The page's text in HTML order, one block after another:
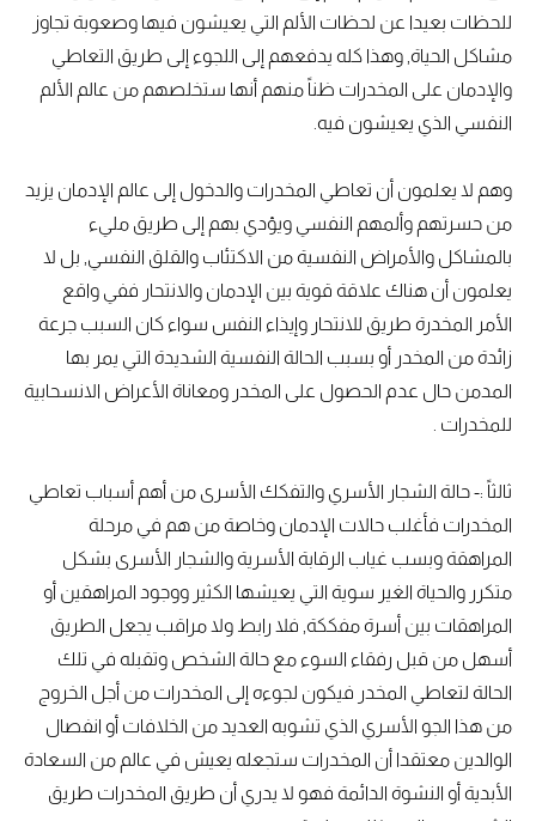
للحظات بعيدا عن لحظات الألم التي يعيشون فيها وصعوبة تجاوز
مشاكل الحياة, وهذا كله يدفعهم إلى اللجوء إلى طريق التعاطي
والإدمان على المخدرات ظناً منهم أنها ستخلصهم من عالم الألم
النفسي الذي يعيشون فيه.
وهم لا يعلمون أن تعاطي المخدرات والدخول إلى عالم الإدمان يزيد
من حسرتهم وألمهم النفسي ويؤدي بهم إلى طريق مليء
بالمشاكل والأمراض النفسية من الاكتئاب والقلق النفسي, بل لا
يعلمون أن هناك علاقة قوية بين الإدمان والانتحار ففي واقع
الأمر المخدرة طريق للانتحار وإيذاء النفس سواء كان السبب جرعة
زائدة من المخدر أو بسبب الحالة النفسية الشديدة التي يمر بها
المدمن حال عدم الحصول على المخدر ومعاناة الأعراض الانسحابية
للمخدرات .
ثالثاً :- حالة الشجار الأسري والتفكك الأسرى من أهم أسباب تعاطي
المخدرات فأغلب حالات الإدمان وخاصة من هم في مرحلة
المراهقة وبسب غياب الرقابة الأسرية والشجار الأسرى بشكل
متكرر والحياة الغير سوية التي يعيشها الكثير ووجود المراهقين أو
المراهقات بين أسرة مفككة, فلا رابط ولا مراقب يجعل الطريق
أسهل من قبل رفقاء السوء مع حالة الشخص وتقبله في تلك
الحالة لتعاطي المخدر فيكون لجوءه إلى المخدرات من أجل الخروج
من هذا الجو الأسري الذي تشوبه العديد من الخلافات أو انفصال
الوالدين معتقدا أن المخدرات ستجعله يعيش في عالم من السعادة
الأبدية أو النشوة الدائمة فهو لا يدري أن طريق المخدرات طريق